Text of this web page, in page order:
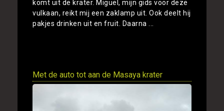
komt uit de krater. Miguel, mijn gids voor deze
vulkaan, reikt mij een zaklamp uit. Ook deelt hij
pakjes drinken uit en fruit. Daarna ...
Met de auto tot aan de Masaya krater